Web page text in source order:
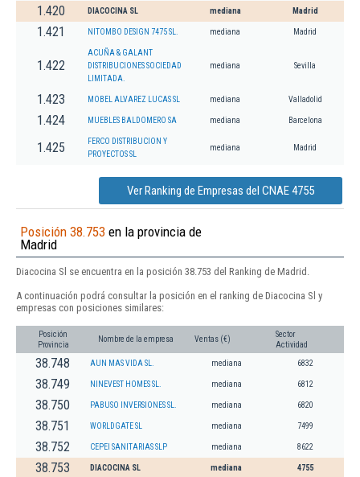
1.420 DIACOCINA SL mediana Madrid
1.421 NITOMBO DESIGN 7475 SL. mediana Madrid
1.422
ACUÑA & GALANT
DISTRIBUCIONES SOCIEDAD
LIMITADA.
mediana Sevilla
1.423 MOBEL ALVAREZ LUCAS SL mediana Valladolid
1.424 MUEBLES BALDOMERO SA mediana Barcelona
1.425
FERCO DISTRIBUCION Y
PROYECTOS SL
mediana Madrid
Ver Ranking de Empresas del CNAE 4755
Posición 38.753 en la provincia de
Madrid
Diacocina Sl se encuentra en la posición 38.753 del Ranking de Madrid.
A continuación podrá consultar la posición en el ranking de Diacocina Sl y
empresas con posiciones similares:
Posición
Provincia
Nombre de la empresa Ventas (€)
Sector
Actividad
38.748 AUN MAS VIDA SL. mediana 6832
38.749 NINEVEST HOMES SL. mediana 6812
38.750 PABUSO INVERSIONES SL. mediana 6820
38.751 WORLDGATE SL mediana 7499
38.752 CEPEI SANITARIAS SLP mediana 8622
38.753 DIACOCINA SL mediana 4755